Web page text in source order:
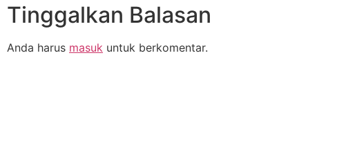
Tinggalkan Balasan
Anda harus masuk untuk berkomentar.